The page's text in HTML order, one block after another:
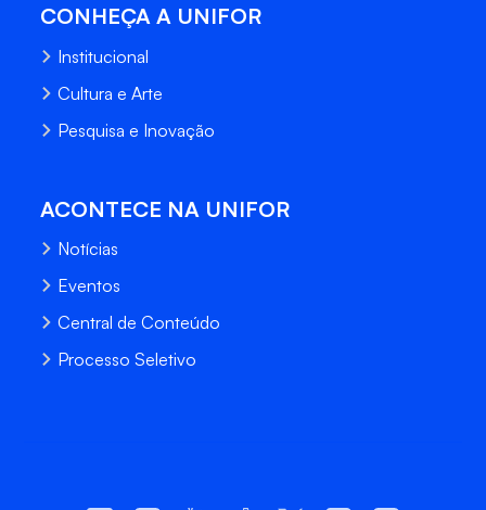
CONHEÇA A UNIFOR
Institucional
Cultura e Arte
Pesquisa e Inovação
ACONTECE NA UNIFOR
Notícias
Eventos
Central de Conteúdo
Processo Seletivo